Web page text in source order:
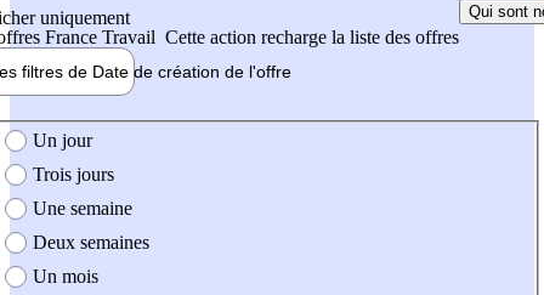
uniquement
France Travail Cette action recharge la liste des offres
Qui sont
filtres de Date de création de l'offre
création de l'offre
Un jour
Trois jours
Une semaine
Deux semaines
Un mois